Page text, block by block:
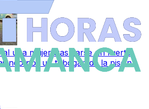
una mujer tras darse un fuerte
por un tobogán de la piscina